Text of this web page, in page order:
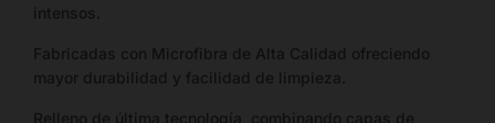
de
disponible.
intensos.
Fabricadas con Microfibra de Alta Calidad ofreciendo
mayor durabilidad y facilidad de limpieza.
Relleno de última tecnología, combinando capas de